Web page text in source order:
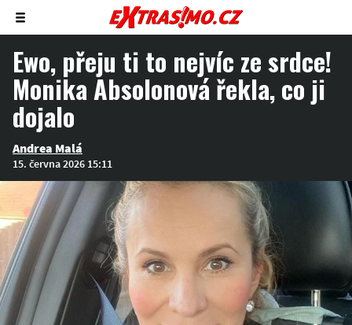
Zobrazit/skrýt
menu
Ewo, přeju ti to nejvíc ze srdce!
Monika Absolonová řekla, co ji
dojalo
Andrea Malá
15. června 2026 15:11